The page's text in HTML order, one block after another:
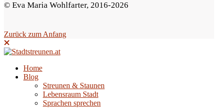
l
l
e
© Eva Maria Wohlfarter, 2016-2026
Zurück zum Anfang
Home
Blog
Streunen & Staunen
Lebensraum Stadt
Sprachen sprechen